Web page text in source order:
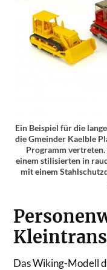
Ein Beispiel für die
die Gmeinder Kaelble
Programm
einem stilisierten in
mit einem
Das Wiking-Modell